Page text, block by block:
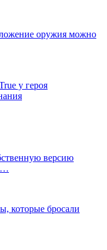
оружия можно
у героя
версию
которые бросали